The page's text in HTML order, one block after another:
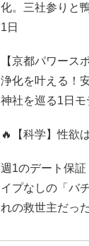
化。三社参りと
1日
【京都パワース
浄化を叶える！
神社を巡る1日
🔥【科学】性欲
週1のデート保
イプなしの「バ
れの救世主だっ